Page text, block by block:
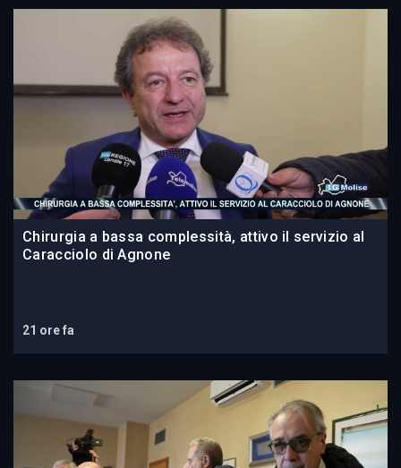
Chirurgia a bassa complessità, attivo il servizio al
Caracciolo di Agnone
21 ore fa